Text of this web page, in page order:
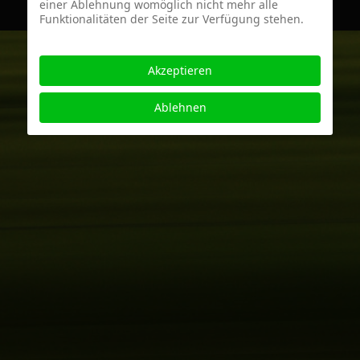
einer Ablehnung womöglich nicht mehr alle
Funktionalitäten der Seite zur Verfügung stehen.
Akzeptieren
Ablehnen